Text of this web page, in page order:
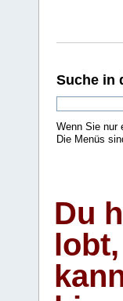
Suche in
Wenn Sie nur
Die Menüs
Du